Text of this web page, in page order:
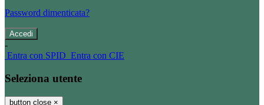
Password dimenticata?
-
Entra con SPID Entra con CIE
Seleziona utente
button close ×